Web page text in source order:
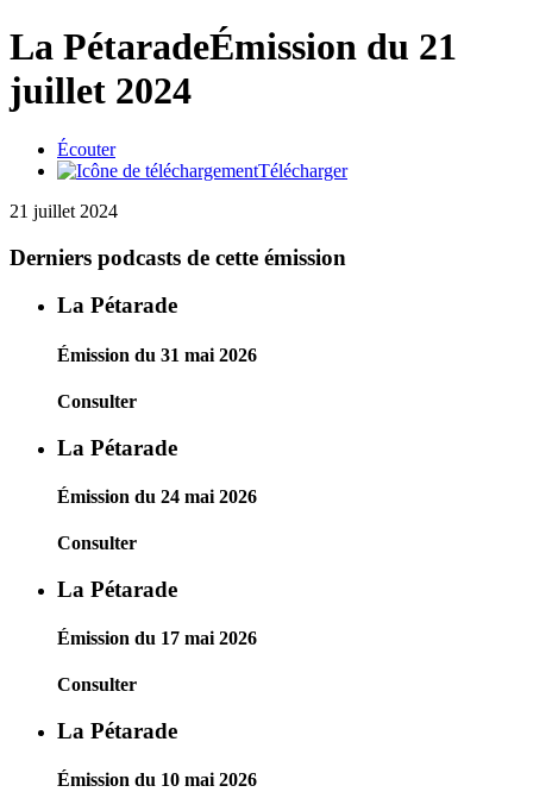
La PétaradeÉmission du 21
juillet 2024
Écouter
Télécharger
21 juillet 2024
Derniers podcasts de cette émission
La Pétarade
Émission du 31 mai 2026
Consulter
La Pétarade
Émission du 24 mai 2026
Consulter
La Pétarade
Émission du 17 mai 2026
Consulter
La Pétarade
Émission du 10 mai 2026